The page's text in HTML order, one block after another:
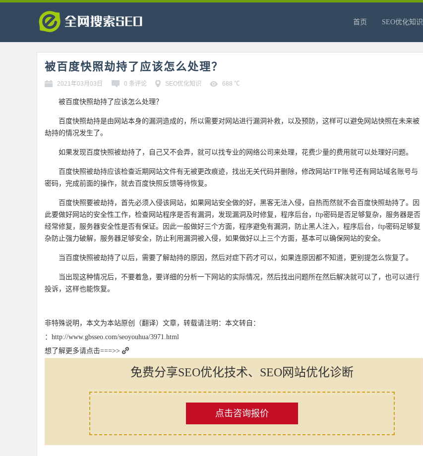
首页 SEO优化知识
被百度快照劫持了应该怎么处理？
2021年03月03日 0 条评论 SEO优化知识 688 ℃
被百度快照劫持了应该怎么处理？
百度快照劫持是由网站本身的漏洞造成的，所以需要对网站进行漏洞补救，以及预防，这样可以避免网站快照在未来被
劫持的情况发生了。
如果发现百度快照被劫持了，自己又不会弄，就可以找专业的网络公司来处理，花费少量的费用就可以处理好问题。
百度快照被劫持应该检查近期网站文件有无被更改痕迹，找出无关代码并删除，修改网站FTP账号还有网站域名账号与
密码，完成前面的操作，就去百度快照反馈等待恢复。
百度快照要被劫持，首先必须入侵该网站，如果网站安全做的好，黑客无法入侵，自热而然就不会百度快照劫持了。因
此要做好网站的安全性工作，检查网站程序是否有漏洞，发现漏洞及时修复，程序后台，ftp密码是否足够复杂，服务器是否
经常修复，服务器安全性是否有保证。因此一般做好三个方面，程序避免有漏洞，防止黑人注入，程序后台，ftp密码足够复
杂防止强力破解，服务器足够安全，防止利用漏洞被入侵，如果做好以上三个方面，基本可以确保网站的安全。
当百度快照被劫持了以后，需要了解劫持的原因，然后对症下药才可以，如果连原因都不知道，更别提怎么恢复了。
当出现这种情况后，不要着急，要详细的分析一下网站的实际情况，然后找出问题所在然后解决就可以了，也可以进行
投诉，这样也能恢复。
非特殊说明，本文为本站原创（翻译）文章，转载请注明：本文转自：
：http://www.gbsseo.com/seoyouhua/3971.html
想了解更多请点击===>>
免费分享SEO优化技术、SEO网站优化诊断
点击咨询报价